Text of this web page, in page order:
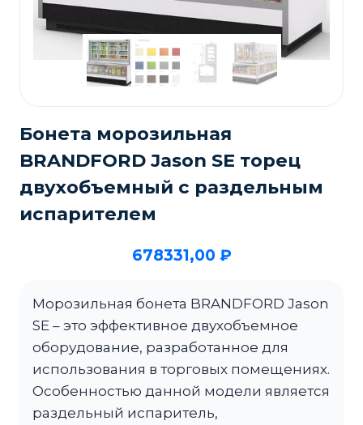
Бонета морозильная
BRANDFORD Jason SE торец
двухобъемный с раздельным
испарителем
678331,00 ₽
Морозильная бонета BRANDFORD Jason
SE – это эффективное двухобъемное
оборудование, разработанное для
использования в торговых помещениях.
Особенностью данной модели является
раздельный испаритель,